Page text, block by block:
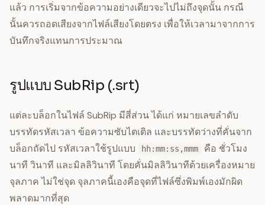
แล้ว การเริ่มจากข้อความอย่างเดียวจะไปไม่ถึงจุดนั้น กรณี
นั้นควรถอดเสียงจากไฟล์เสียงโดยตรง เพื่อให้เวลามาจากการ
บันทึกจริงแทนการประมาณ
รูปแบบ SubRip (.srt)
แต่ละบล็อกในไฟล์ SubRip มีสี่ส่วน ได้แก่ หมายเลขลำดับ
บรรทัดรหัสเวลา ข้อความซับไตเติล และบรรทัดว่างที่คั่นจาก
บล็อกถัดไป รหัสเวลาใช้รูปแบบ
hh:mm:ss,mmm
คือ ชั่วโมง
นาที วินาที และมิลลิวินาที โดยคั่นมิลลิวินาทีด้วยเครื่องหมาย
จุลภาค ไม่ใช่จุด จุลภาคนี้เองคือจุดที่ไฟล์ซึ่งพิมพ์เองมักผิด
พลาดมากที่สุด